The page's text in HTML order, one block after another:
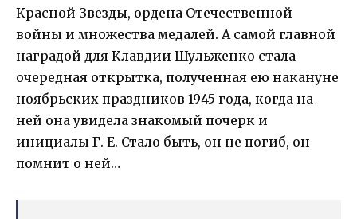
Красной Звезды, ордена Отечественной
войны и множества медалей. А самой главной
наградой для Клавдии Шульженко стала
очередная открытка, полученная ею накануне
ноябрьских праздников 1945 года, когда на
ней она увидела знакомый почерк и
инициалы Г. Е. Стало быть, он не погиб, он
помнит о ней…